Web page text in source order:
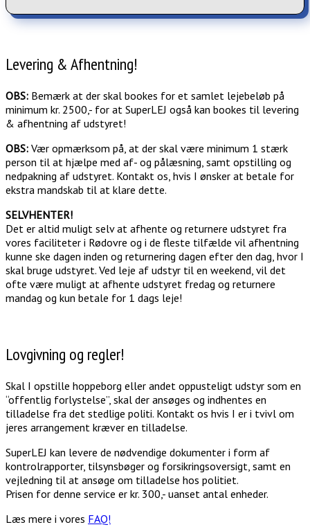
Levering & Afhentning!
OBS: Bemærk at der skal bookes for et samlet lejebeløb på
minimum kr. 2500,- for at SuperLEJ også kan bookes til levering
& afhentning af udstyret!
OBS: Vær opmærksom på, at der skal være minimum 1 stærk
person til at hjælpe med af- og pålæsning, samt opstilling og
nedpakning af udstyret. Kontakt os, hvis I ønsker at betale for
ekstra mandskab til at klare dette.
SELVHENTER!
Det er altid muligt selv at afhente og returnere udstyret fra
vores faciliteter i Rødovre og i de fleste tilfælde vil afhentning
kunne ske dagen inden og returnering dagen efter den dag, hvor I
skal bruge udstyret. Ved leje af udstyr til en weekend, vil det
ofte være muligt at afhente udstyret fredag og returnere
mandag og kun betale for 1 dags leje!
Lovgivning og regler!
Skal I opstille hoppeborg eller andet oppusteligt udstyr som en
“offentlig forlystelse”, skal der ansøges og indhentes en
tilladelse fra det stedlige politi. Kontakt os hvis I er i tvivl om
jeres arrangement kræver en tilladelse.
SuperLEJ kan levere de nødvendige dokumenter i form af
kontrolrapporter, tilsynsbøger og forsikringsoversigt, samt en
vejledning til at ansøge om tilladelse hos politiet.
Prisen for denne service er kr. 300,- uanset antal enheder.
Læs mere i vores FAQ!